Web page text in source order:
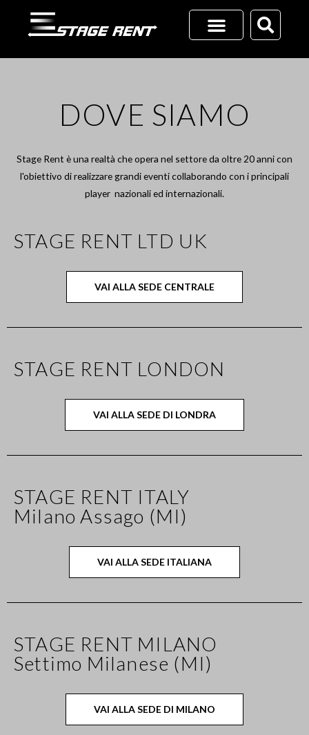
DOVE SIAMO
Stage Rent è una realtà che opera nel settore da oltre 20 anni con
l'obiettivo di realizzare grandieventi collaborando con i principali
player nazionalied internazionali.
STAGE RENT LTD UK
VAI ALLA SEDE CENTRALE
STAGE RENT LONDON
VAI ALLA SEDE DI LONDRA
STAGE RENT ITALY
Milano Assago (MI)
VAI ALLA SEDE ITALIANA
STAGE RENT MILANO
Settimo Milanese (MI)
VAI ALLA SEDE DI MILANO